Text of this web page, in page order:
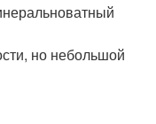
но небольшой